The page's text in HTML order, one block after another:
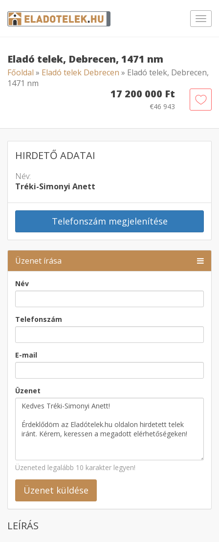
Eladó telek, Debrecen, 1471 nm
Főoldal » Eladó telek Debrecen » Eladó telek, Debrecen,
1471 nm
17 200 000 Ft
€46 943
HIRDETŐ ADATAI
Név:
Tréki-Simonyi Anett
Telefonszám megjelenítése
Üzenet írása
Név
Telefonszám
E-mail
Üzenet
Üzeneted legalább 10 karakter legyen!
Üzenet küldése
LEÍRÁS